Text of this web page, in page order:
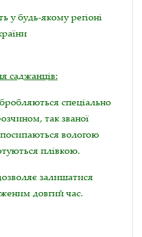
у будь-якому регіоні
саджанців:
спеціально
так званої
вологою
плівкою.
залишатися
довгий час.